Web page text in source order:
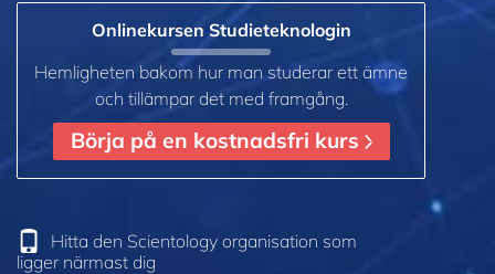
Onlinekursen Studieteknologin
Hemligheten bakom hur man studerar ett ämne
och tillämpar det med framgång.
Börja på en kostnadsfri kurs
Hitta den Scientology organisation som
ligger närmast dig